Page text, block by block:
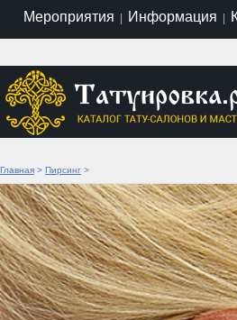
Мероприятия | Информация |
Главная > Пирсинг >